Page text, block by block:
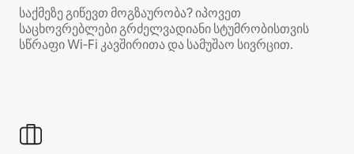
საქმეზე გიწევთ მოგზაურობა? იპოვეთ
საცხოვრებლები გრძელვადიანი სტუმრობისთვის
სწრაფი Wi‑Fi კავშირითა და სამუშაო სივრცით.